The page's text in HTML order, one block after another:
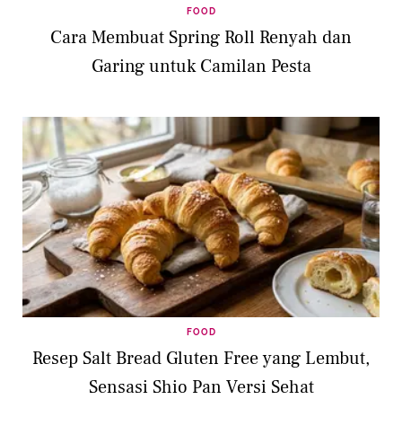
FOOD
Cara Membuat Spring Roll Renyah dan
Garing untuk Camilan Pesta
FOOD
Resep Salt Bread Gluten Free yang Lembut,
Sensasi Shio Pan Versi Sehat